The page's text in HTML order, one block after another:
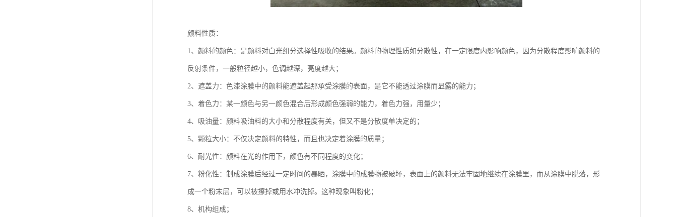
颜料性质：
1、颜料的颜色：是颜料对白光组分选择性吸收的结果。颜料的物理性质如分散性，在一定限度内影响颜色，因为分散程度影响颜料的
反射条件，一般粒径越小，色调越深，亮度越大；
2、遮盖力：色漆涂膜中的颜料能遮盖起那承受涂膜的表面，是它不能透过涂膜而显露的能力；
3、着色力：某一颜色与另一颜色混合后形成颜色强弱的能力，着色力强，用量少；
4、吸油量：颜料吸油料的大小和分散程度有关，但又不是分散度单决定的；
5、颗粒大小：不仅决定颜料的特性，而且也决定着涂膜的质量；
6、耐光性：颜料在光的作用下，颜色有不同程度的变化；
7、粉化性：制成涂膜后经过一定时间的暴晒，涂膜中的成膜物被破坏，表面上的颜料无法牢固地继续在涂膜里，而从涂膜中脱落，形
成一个粉末层，可以被擦掉或用水冲洗掉。这种现象叫粉化；
8、机构组成；